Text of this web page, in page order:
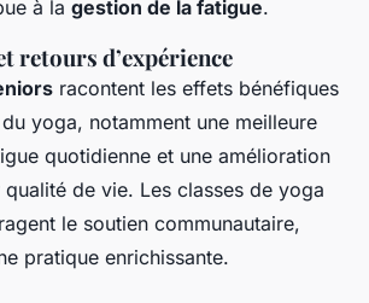
à la gestion de la fatigue.
retours d’expérience
racontent les effets bénéfiques
yoga, notamment une meilleure
quotidienne et une amélioration
de vie. Les classes de yoga
le soutien communautaire,
pratique enrichissante.